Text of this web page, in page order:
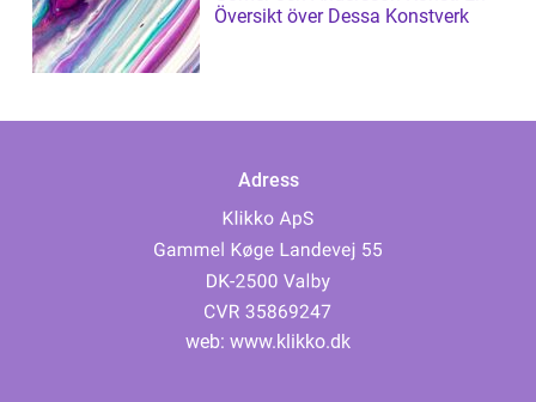
Översikt över Dessa Konstverk
Adress
web: www.klikko.dk